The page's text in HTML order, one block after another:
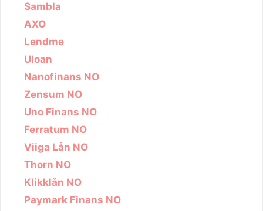
Sambla
AXO
Lendme
Uloan
Nanofinans NO
Zensum NO
Uno Finans NO
Ferratum NO
Viiga Lån NO
Thorn NO
Klikklån NO
Paymark Finans NO